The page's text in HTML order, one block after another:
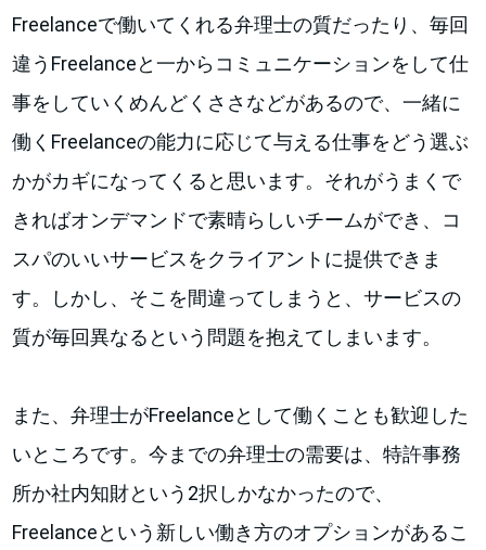
Freelanceで働いてくれる弁理士の質だったり、毎回
違うFreelanceと一からコミュニケーションをして仕
事をしていくめんどくささなどがあるので、一緒に
働くFreelanceの能力に応じて与える仕事をどう選ぶ
かがカギになってくると思います。それがうまくで
きればオンデマンドで素晴らしいチームができ、コ
スパのいいサービスをクライアントに提供できま
す。しかし、そこを間違ってしまうと、サービスの
質が毎回異なるという問題を抱えてしまいます。
また、弁理士がFreelanceとして働くことも歓迎した
いところです。今までの弁理士の需要は、特許事務
所か社内知財という2択しかなかったので、
Freelanceという新しい働き方のオプションがあるこ